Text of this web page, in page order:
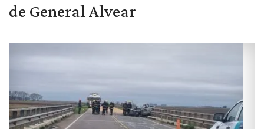
de General Alvear